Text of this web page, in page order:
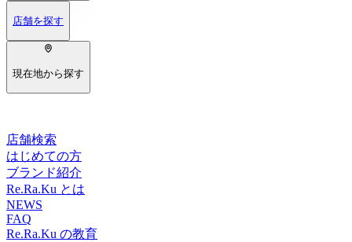
店舗を探す
現在地から探す
店舗検索
はじめての方
ブランド紹介
Re.Ra.Ku とは
NEWS
FAQ
Re.Ra.Ku の教育